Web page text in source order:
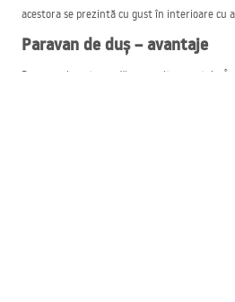
acestora se prezintă cu gust în interioare cu
Paravan de duș – avantaje
Paravanul pentru cadă are multe avantaje.